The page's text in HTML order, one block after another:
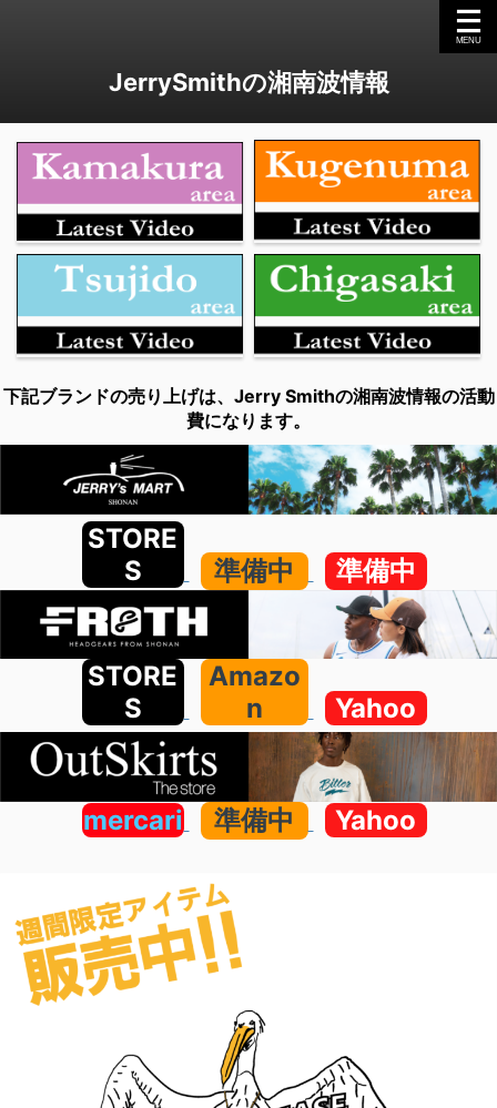
JerrySmithの湘南波情報
下記ブランドの売り上げは、Jerry Smithの湘南波情報の活動
費になります。
STORE
S
準備中 準備中
STORE
S
Amazo
n
Yahoo
mercari 準備中 Yahoo